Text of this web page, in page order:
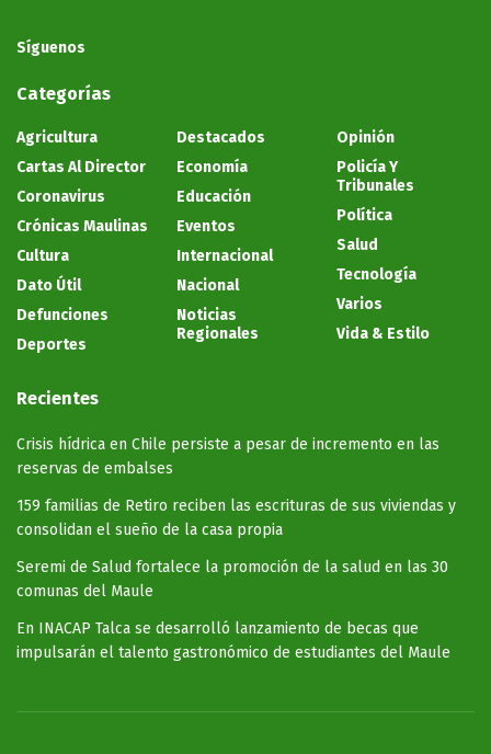
Síguenos
Categorías
Agricultura
Cartas Al Director
Coronavirus
Crónicas Maulinas
Cultura
Dato Útil
Defunciones
Deportes
Destacados
Economía
Educación
Eventos
Internacional
Nacional
Noticias
Regionales
Opinión
Policía Y
Tribunales
Política
Salud
Tecnología
Varios
Vida & Estilo
Recientes
Crisis hídrica en Chile persiste a pesar de incremento en las
reservas de embalses
159 familias de Retiro reciben las escrituras de sus viviendas y
consolidan el sueño de la casa propia
Seremi de Salud fortalece la promoción de la salud en las 30
comunas del Maule
En INACAP Talca se desarrolló lanzamiento de becas que
impulsarán el talento gastronómico de estudiantes del Maule